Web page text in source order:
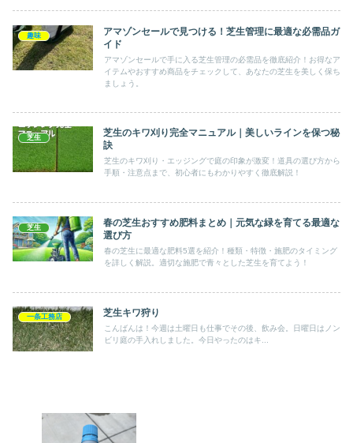
趣味
アマゾンセールで見つける！芝生管理に最適な必需品ガ
イド
アマゾンセールで手に入る芝生管理の必需品を徹底紹介！お得なア
イテムやおすすめ商品をチェックして、あなたの芝生を美しく保ち
ましょう。
芝生
芝生のキワ刈り完全マニュアル｜美しいラインを保つ秘
訣
芝生のキワ刈り・エッジングで庭の印象が激変！道具の選び方から
手順・注意点まで、初心者にもわかりやすく徹底解説！
芝生
春の芝生おすすめ肥料まとめ｜元気な緑を育てる最適な
選び方
春の芝生に最適な肥料5選を紹介！種類・特徴・施肥のタイミング
を詳しく解説。適切な施肥で青々とした芝生を育てよう！
一条工務店 芝生キワ狩り
こんばんは！今週は土曜日も仕事でその後、飲み会。日曜日はノン
ビリ庭の手入れしました。今日やったのはキ...